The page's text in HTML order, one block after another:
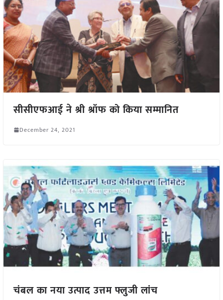
सीसीएफआई ने श्री श्रॉफ को किया सम्मानित
December 24, 2021
चंबल का नया उत्पाद उत्तम फ्लुजी लांच